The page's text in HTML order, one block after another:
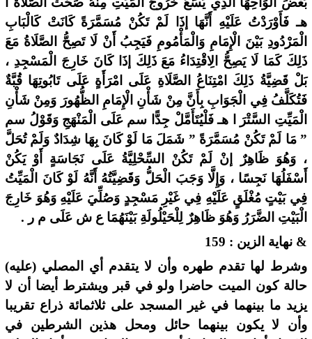
هـ فَأَوْرَدْتُ عَلَيْهِ أَنَّهَا إذَا لَمْ تَكُنْ مُسَمَّرَةً كَانَتْ كَالْبَابِ
الْمَرْدُودِ بَيْنَ الْإِمَامِ وَالْمَأْمُومِ فَيَجِبُ أَنْ لَا تَصِحُّ الصَّلَاةُ مَعَ
ذَلِكَ كَمَا لَا يَصِحُّ الِاقْتِدَاءُ مَعَ ذَلِكَ إذَا كَانَ خَارِجَ الْمَسْجِدِ ،
بَلْ قَضِيَّةُ ذَلِكَ امْتِنَاعُ الصَّلَاةِ عَلَى امْرَأَةٍ عَلَى تَابُوتِهَا قُبَّةٌ
فَتُكَلَّفُ فِي الْجَوَابِ بِأَنَّ مِنْ شَأْنِ الْإِمَامِ الظُّهُورَ وَمِنْ شَأْنِ
الْمَيِّتِ السَّتْرَ ا هـ فَلْيُتَأَمَّلْ جِدًّا سم عَلَى الْمَنْهَجِ وَقَوْلُ سم
” مَا لَمْ تَكُنْ مُسَمَّرَةً ” شَمَلَ مَا لَوْ كَانَ بِهَا شِدَادٌ وَلَمْ تُحَلَّ
، وَهُوَ ظَاهِرٌ إنْ لَمْ تَكُنْ السِّحْلِيَّةُ عَلَى نَجَاسَةٍ أَوْ يَكُنْ
أَسْفَلُهَا نَجِسًا ، وَإِلَّا وَجَبَ الْحَلُّ وَقَضِيَّتُهُ أَنَّهُ لَوْ كَانَ الْمَيِّتُ
فِي بَيْتٍ مُغْلَقٍ عَلَيْهِ فِي غَيْرِ مَسْجِدٍ وَصُلِّيَ عَلَيْهِ وَهُوَ خَارِجَ
الْبَيْتِ الضَّرَرُ وَهُوَ ظَاهِرٌ لِلْحَيْلُولَةِ بَيْنَهُمَا ع ش عَلَى م ر .
& نهاية الزين : 159
وشرط لها تقدم طهره وأن لا يتقدم أي المصلي (عليه)
حالة كون الميت حاضرا ولو في قبر ويشترط أيضا أن لا
يزيد ما بينهما في غير المسجد على ثلاثمائة ذراع تقريبا
وأن لا يكون بينهما حائل ومحل هذين الشرطين في